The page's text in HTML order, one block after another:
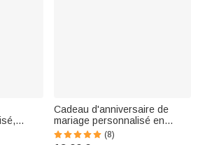
de
Cadeau d'anniversaire de
mariage personnalisé en
céramique avec texte et date
pour les nouveaux mariés.
(8)